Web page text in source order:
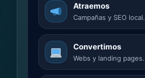
Atraemos
Campañas y SEO local.
Convertimos
Webs y landing pages.